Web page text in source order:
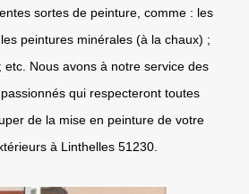
sortes de peinture, comme : les
peintures minérales (à la chaux) ;
etc. Nous avons à notre service des
qui respecteront toutes
de la mise en peinture de votre
à Linthelles 51230.